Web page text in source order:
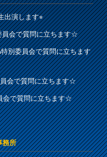
出演します⭐︎
会で質問に立ちます☆
別委員会で質問に立ちます
会で質問に立ちます☆
会で質問に立ちます☆
務所